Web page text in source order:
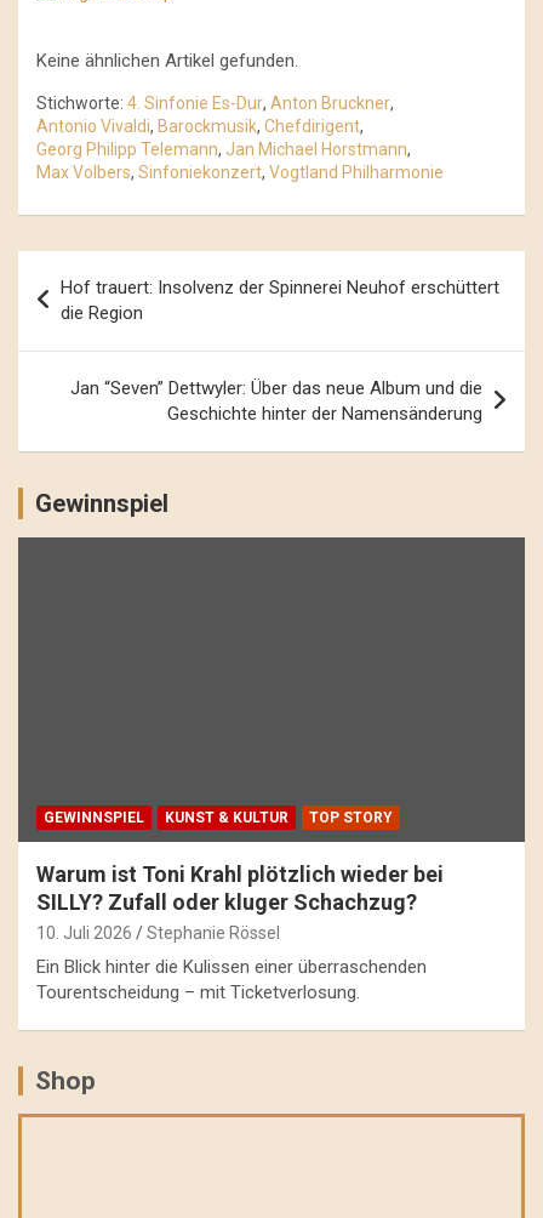
Keine ähnlichen Artikel gefunden.
Stichworte: 4. Sinfonie Es-Dur, Anton Bruckner,
Antonio Vivaldi, Barockmusik, Chefdirigent,
Georg Philipp Telemann, Jan Michael Horstmann,
Max Volbers, Sinfoniekonzert, Vogtland Philharmonie
Navigation
Hof trauert: Insolvenz der Spinnerei Neuhof erschüttert
die Region
Jan “Seven” Dettwyler: Über das neue Album und die
Geschichte hinter der Namensänderung
Gewinnspiel
GEWINNSPIEL KUNST & KULTUR TOP STORY
Warum ist Toni Krahl plötzlich wieder bei
SILLY? Zufall oder kluger Schachzug?
10. Juli 2026 Stephanie Rössel
Ein Blick hinter die Kulissen einer überraschenden
Tourentscheidung – mit Ticketverlosung.
Shop